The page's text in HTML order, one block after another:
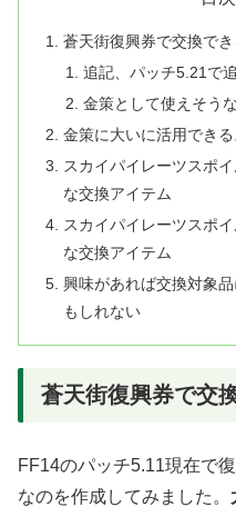
蒼天街復興券で交換で
追記、パッチ5.21で
金策として使えそう
金策に大いに活用でき
スカイパイレーツスポ
な交換アイテム
スカイパイレーツスポ
な交換アイテム
興味があれば交換対象
もしれない
蒼天街復興券で交
FF14のパッチ5.11現在で
なのを作成してみました。